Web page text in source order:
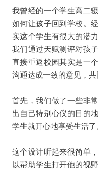
我曾经的一个学生高二
如何让孩子回到学校。
实这个学生有很大的潜
我们通过天赋测评对孩
直接重返校园其实是一
沟通达成一致的意见，
首先，我们做了一些非
出自己特别心仪的目的
学生就开心地享受生活了
这个设计听起来很简单
以帮助学生打开他的视